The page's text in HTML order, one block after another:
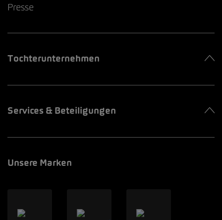
Presse
Tochterunternehmen
Services & Beteiligungen
Unsere Marken